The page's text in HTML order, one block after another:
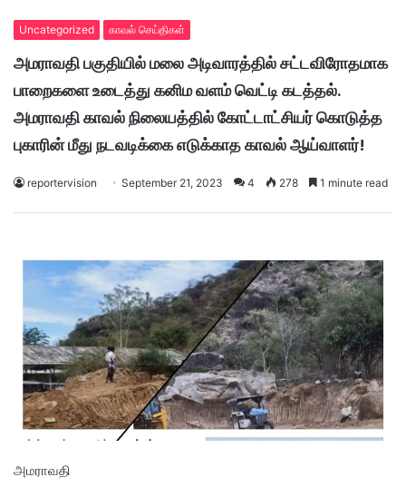
Uncategorized காவல் செய்திகள்
அமராவதி பகுதியில் மலை அடிவாரத்தில் சட்டவிரோதமாக
பாறைகளை உடைத்து கனிம வளம் வெட்டி கடத்தல்.
அமராவதி காவல் நிலையத்தில் கோட்டாட்சியர் கொடுத்த
புகாரின் மீது நடவடிக்கை எடுக்காத காவல் ஆய்வாளர்!
reportervision September 21, 2023 4 278 1 minute read
அமராவதி